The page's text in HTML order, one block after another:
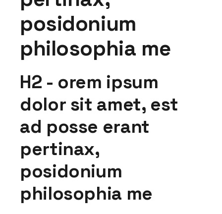
posidonium
philosophia me
H2 - orem ipsum
dolor sit amet, est
ad posse erant
pertinax,
posidonium
philosophia me